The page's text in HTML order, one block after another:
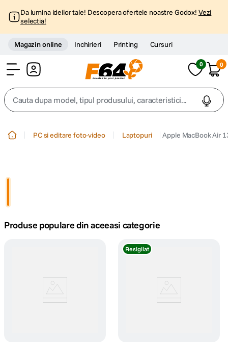
Da lumina ideilor tale! Descopera ofertele noastre Godox! Vezi
selectia!
Magazin online Inchirieri Printing Cursuri
0 0
Cauta dupa model, tipul produsului, caracteristici...
4. peak design
PC si editare foto-video Laptopuri Apple MacBook Air
Produse populare din aceeasi categorie
Resigilat